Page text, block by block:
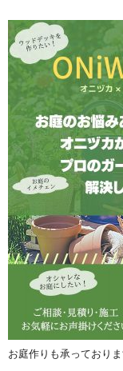
お庭作りも承っておりま